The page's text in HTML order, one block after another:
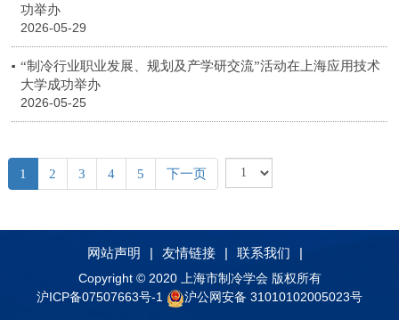
功举办
2026-05-29
“制冷行业职业发展、规划及产学研交流”活动在上海应用技术
大学成功举办
2026-05-25
1 2 3 4 5 下一页
网站声明 友情链接 联系我们
Copyright © 2020 上海市制冷学会 版权所有
沪ICP备07507663号-1
沪公网安备 31010102005023号